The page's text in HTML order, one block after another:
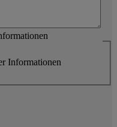
Informationen